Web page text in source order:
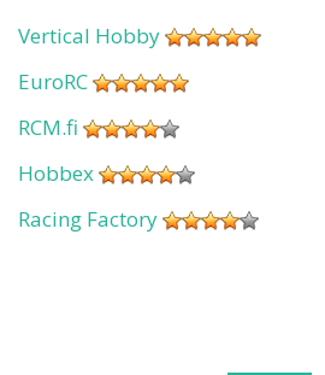
Vertical Hobby
EuroRC
RCM.fi
Hobbex
Racing Factory